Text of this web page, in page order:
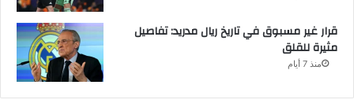
قرار غير مسبوق في تاريخ ريال مدريد: تفاصيل
مثيرة للقلق
منذ 7 أيام